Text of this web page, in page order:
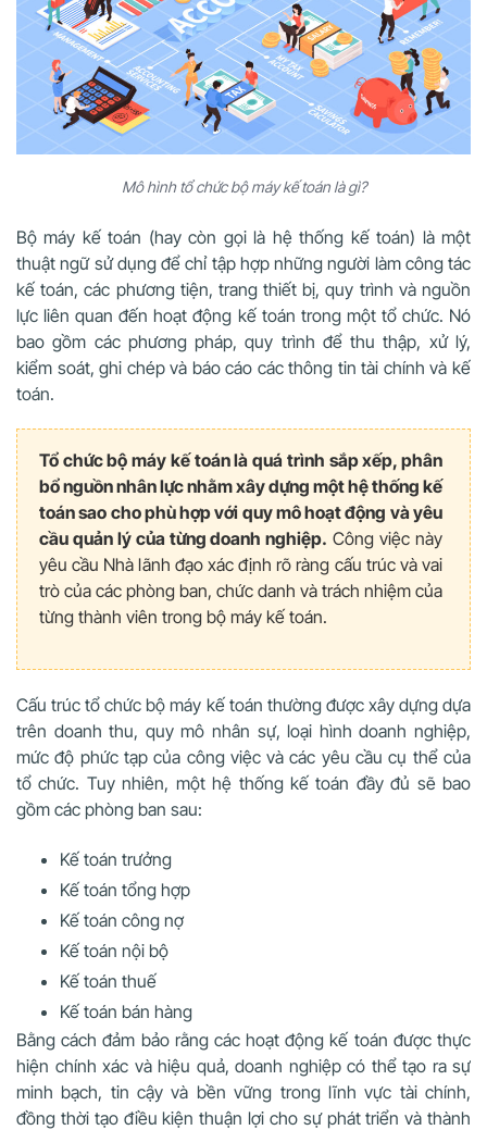
Mô hình tổ chức bộ máy kế toán là gì?
Bộ máy kế toán (hay còn gọi là hệ thống kế toán) là một
thuật ngữ sử dụng để chỉ tập hợp những người làm công tác
kế toán, các phương tiện, trang thiết bị, quy trình và nguồn
lực liên quan đến hoạt động kế toán trong một tổ chức. Nó
bao gồm các phương pháp, quy trình để thu thập, xử lý,
kiểm soát, ghi chép và báo cáo các thông tin tài chính và kế
toán.
Tổ chức bộ máy kế toán là quá trình sắp xếp, phân
bổ nguồn nhân lực nhằm xây dựng một hệ thống kế
toán sao cho phù hợp với quy mô hoạt động và yêu
cầu quản lý của từng doanh nghiệp. Công việc này
yêu cầu Nhà lãnh đạo xác định rõ ràng cấu trúc và vai
trò của các phòng ban, chức danh và trách nhiệm của
từng thành viên trong bộ máy kế toán.
Cấu trúc tổ chức bộ máy kế toán thường được xây dựng dựa
trên doanh thu, quy mô nhân sự, loại hình doanh nghiệp,
mức độ phức tạp của công việc và các yêu cầu cụ thể của
tổ chức. Tuy nhiên, một hệ thống kế toán đầy đủ sẽ bao
gồm các phòng ban sau:
Kế toán trưởng
Kế toán tổng hợp
Kế toán công nợ
Kế toán nội bộ
Kế toán thuế
Kế toán bán hàng
Bằng cách đảm bảo rằng các hoạt động kế toán được thực
hiện chính xác và hiệu quả, doanh nghiệp có thể tạo ra sự
minh bạch, tin cậy và bền vững trong lĩnh vực tài chính,
đồng thời tạo điều kiện thuận lợi cho sự phát triển và thành